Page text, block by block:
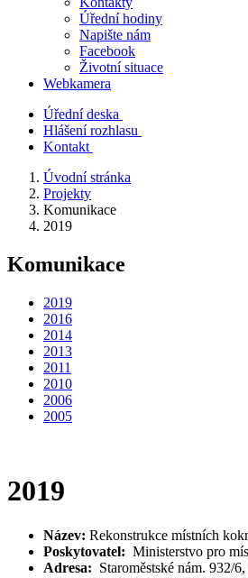
Úřední hodiny
Napište nám
Facebook
Životní situace
Webkamera
Úřední deska
Hlášení rozhlasu
Kontakt
Úvodní stránka
Projekty
Komunikace
2019
Komunikace
2019
2016
2014
2013
2011
2010
2006
2005
2019
Název: Rekonstrukce místních
Poskytovatel: Ministerstvo pro
Adresa: Staroměstské nám. 932/